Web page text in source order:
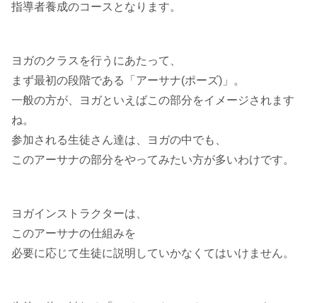
指導者養成のコースとなります。
ヨガのクラスを行うにあたって、
まず最初の段階である「アーサナ(ポーズ)」。
一般の方が、ヨガといえばこの部分をイメージされます
ね。
参加される生徒さん達は、ヨガの中でも、
このアーサナの部分をやってみたい方が多いわけです。
ヨガインストラクターは、
このアーサナの仕組みを
必要に応じて生徒に説明していかなくてはいけません。